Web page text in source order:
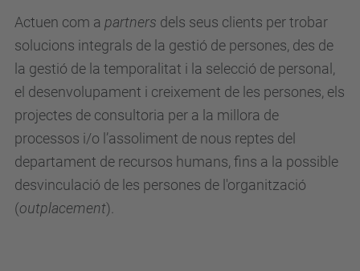
Actuen com a partners dels seus clients per trobar
solucions integrals de la gestió de persones, des de
la gestió de la temporalitat i la selecció de personal,
el desenvolupament i creixement de les persones, els
projectes de consultoria per a la millora de
processos i/o l’assoliment de nous reptes del
departament de recursos humans, fins a la possible
desvinculació de les persones de l'organització
(outplacement).